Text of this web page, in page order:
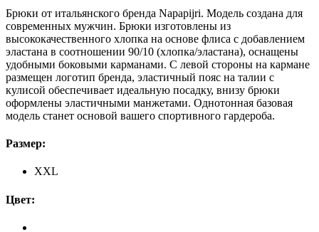
Брюки от итальянского бренда Napapijri. Модель создана для
современных мужчин. Брюки изготовлены из
высококачественного хлопка на основе флиса с добавлением
эластана в соотношении 90/10 (хлопка/эластана), оснащены
удобными боковыми карманами. С левой стороны на кармане
размещен логотип бренда, эластичный пояс на талии с
кулисой обеспечивает идеальную посадку, внизу брюки
оформлены эластичными манжетами. Однотонная базовая
модель станет основой вашего спортивного гардероба.
Размер:
XXL
Цвет: